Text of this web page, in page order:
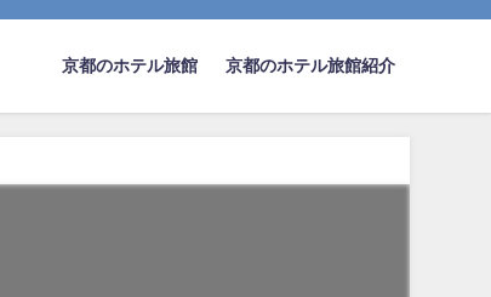
京都のホテル旅館 京都のホテル旅館紹介